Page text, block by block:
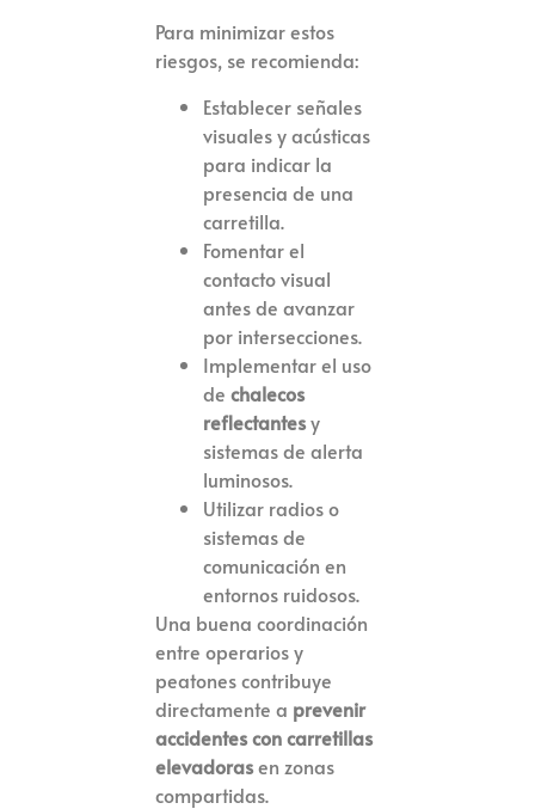
Para minimizar estos
riesgos, se recomienda:
Establecer señales
visuales y acústicas
para indicar la
presencia de una
carretilla.
Fomentar el
contacto visual
antes de avanzar
por intersecciones.
Implementar el uso
de chalecos
reflectantesy
sistemas de alerta
luminosos.
Utilizar radios o
sistemas de
comunicación en
entornos ruidosos.
Una buena coordinación
entre operarios y
peatones contribuye
directamente a prevenir
accidentes con carretillas
elevadorasen zonas
compartidas.